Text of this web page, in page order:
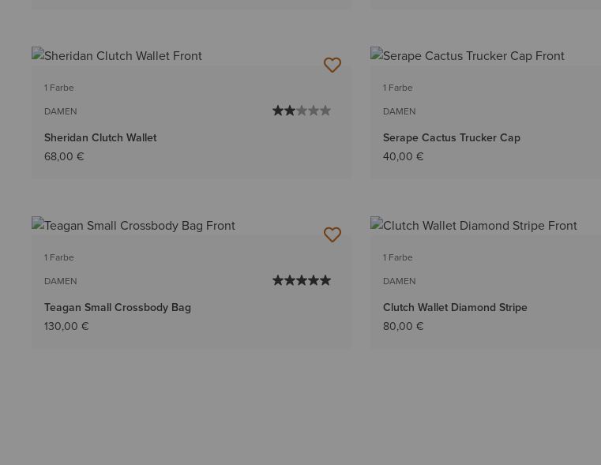
1 Farbe
DAMEN
Sheridan Clutch Wallet
68,00 €
1 Farbe
DAMEN
Serape Cactus Trucker Cap
40,00 €
1 Farbe
DAMEN
Teagan Small Crossbody Bag
130,00 €
1 Farbe
DAMEN
Clutch Wallet Diamond Stripe
80,00 €